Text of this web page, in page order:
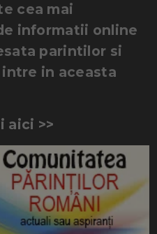
cea mai
informatii online
parintilor si
in aceasta
aici >>